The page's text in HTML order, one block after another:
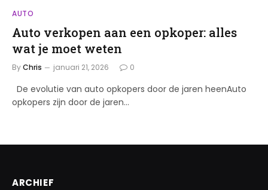
AUTO
Auto verkopen aan een opkoper: alles
wat je moet weten
ByChris januari 21, 2026 0
De evolutie van auto opkopers door de jaren heenAuto
opkopers zijn door de jaren…
ARCHIEF